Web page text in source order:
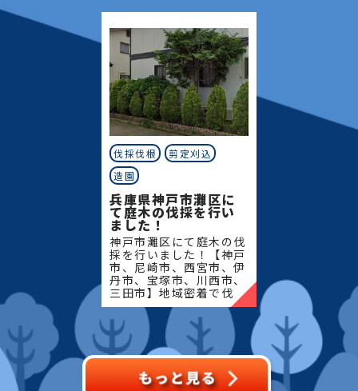
採、西宮市 伐採、西宮市 高須町 伐採、西宮
市 西宮浜 伐採、西宮市 枝川町 伐採、伊丹
市 伐採、宝塚市 伐採、川西市 伐採、三田市
伐採、庭木 伐採、木の伐採、伐採、伐採 木、危険木
伐採、支障木、支障木 伐採、特殊 伐採、竹林 伐採、
立木 伐採、高木 伐採、大木 伐採、伐採 料金、樹木
の 伐採、木 の 伐採 費用、樹木 の 撤去、伐採 料
金、庭木 伐採 価格、高い 木 を 切る、アーボ リス
ト、木 の 伐採 業者、伐採 費用、庭 の 木 の 伐採 値
段、樹木 伐採 費用、 高く なり すぎ た 木 剪定、巨
木 の 伐採、20m ケヤキ 伐採 、処分 費用、杉 伐
採、ケヤキ 伐採、欅 伐採、クスノキ 伐採、ヒノキ
伐採、ソテツ 伐採、松の木 伐採、桜の 木 伐採、シ
ュロ の 木 伐採、シマトネリコ 伐採、大木 伐採 費
用、高く なり すぎ た 木 剪定、特殊 伐採 費用、山
の 木 の 伐採、立木 伐採、庭木 伐採 業者、植木 伐
採、大木 伐採 業者、神社 の 木 伐採、竹 伐採、
10m の 木 伐採、11m の 木 伐採、12m の 木 伐
採、13m の 木 伐採、14m の 木 伐採、15m の 木
伐採、16m の 木 伐採、17m の 木 伐採、19m の
兵庫県神戸市西区 伐採、兵庫県神戸市東灘区 伐
採、兵庫県神戸市灘区 伐採、兵庫県神戸市中央
区 伐採、兵庫県神戸市兵庫区 伐採、兵庫県神戸
市長田区 伐採、兵庫県神戸市須磨区 伐採、兵庫
県神戸市垂水区 伐採、尼崎市 伐採、尼崎市 潮
江 伐採、尼崎市 上坂部 伐採、尼崎市 南塚口
町 伐採、芦屋市 伐採、芦屋市 朝日が丘町 伐
採、芦屋市 翠ヶ丘町 伐採、芦屋市 岩園町 伐
採、西宮市 伐採、西宮市 高須町 伐採、西宮
市 西宮浜 伐採、西宮市 枝川町 伐採、伊丹
市 伐採、宝塚市 伐採、川西市 伐採、三田市
伐採、庭木 伐採、木の伐採、伐採、伐採 木、危険木
伐採、支障木、支障木 伐採、特殊 伐採、竹林 伐採、
立木 伐採、高木 伐採、大木 伐採、伐採 料金、樹木
の 伐採、木 の 伐採 費用、樹木 の 撤去、伐採 料
金、庭木 伐採 価格、高い 木 を 切る、アーボ リス
ト、木 の 伐採 業者、伐採 費用、庭 の 木 の 伐採 値
段、樹木 伐採 費用、 高く なり すぎ た 木 剪定、巨
木 の 伐採、20m ケヤキ 伐採 、処分 費用、杉 伐
採、ケヤキ 伐採、欅 伐採、クスノキ 伐採、ヒノキ
す。
まずはお気軽に何なりとお問合せください。
【対応エリア】
兵庫県：神戸市(東灘区、灘区、中央区、兵庫区、長
田区、須磨区、垂水区、北区、西区)、尼崎市、西宮
兵庫県 神戸市 伐採、兵庫県神戸市北区 伐採、
兵庫県神戸市西区 伐採、兵庫県神戸市東灘区 伐
採、兵庫県神戸市灘区 伐採、兵庫県神戸市中央
区 伐採、兵庫県神戸市兵庫区 伐採、兵庫県神戸
市長田区 伐採、兵庫県神戸市須磨区 伐採、兵庫
県神戸市垂水区 伐採、尼崎市 伐採、尼崎市 潮
江 伐採、尼崎市 上坂部 伐採、尼崎市 南塚口
当社にご相談ください！
当社
当社にご相談ください！
当社
伐採伐根
剪定刈込
造園
兵庫県神戸市灘区に
て庭木の伐採を行い
ました！
神戸市灘区にて庭木の伐
採を行いました！【神戸
市、尼崎市、西宮市、伊
丹市、宝塚市、川西市、
三田市】地域密着で伐
採・抜根・剪定・草刈り
などのお庭のこと、造
園・植木屋をお探しなら
当社にご相談ください！
当社で